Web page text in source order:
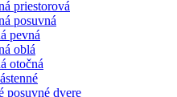
priestorová
posuvná
pevná
oblá
otočná
posuvné dvere